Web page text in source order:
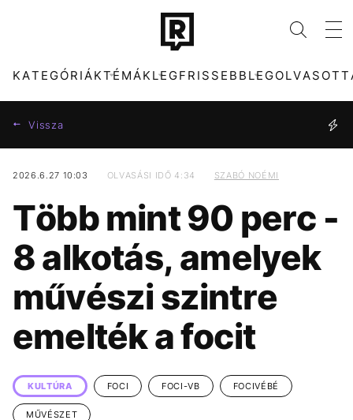
KATEGÓRIÁKTÉMÁKLEGFRISSEBB
ZENE DIVAT
KULTÚRA ENTR
FILM + SOROZAT TECH-TUDOMÁNY
SPORT TÁRSADALOM
ÉLETMÓD DESIGN
DUNA KÁVÉ
KONCERT ENERGIAVÁLSÁG
SEBESTYÉN BALÁZS MADONNA
MAGYARORSZÁG TIKTOK
Vissza
2026.6.27 10:03 OLVASÁSI IDŐ 4:34 SZABÓ NOÉMI
Több mint 90 perc -
8 alkotás, amelyek
művészi szintre
emelték a focit
KULTÚRA FOCI FOCI-VB FOCIVÉBÉ
MŰVÉSZET